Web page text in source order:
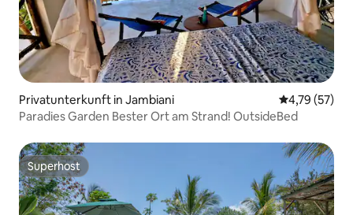
Privatunterkunft in Jambiani
4,79 (57)
Paradies Garden Bester Ort am Strand! OutsideBed
Superhost
Superhost